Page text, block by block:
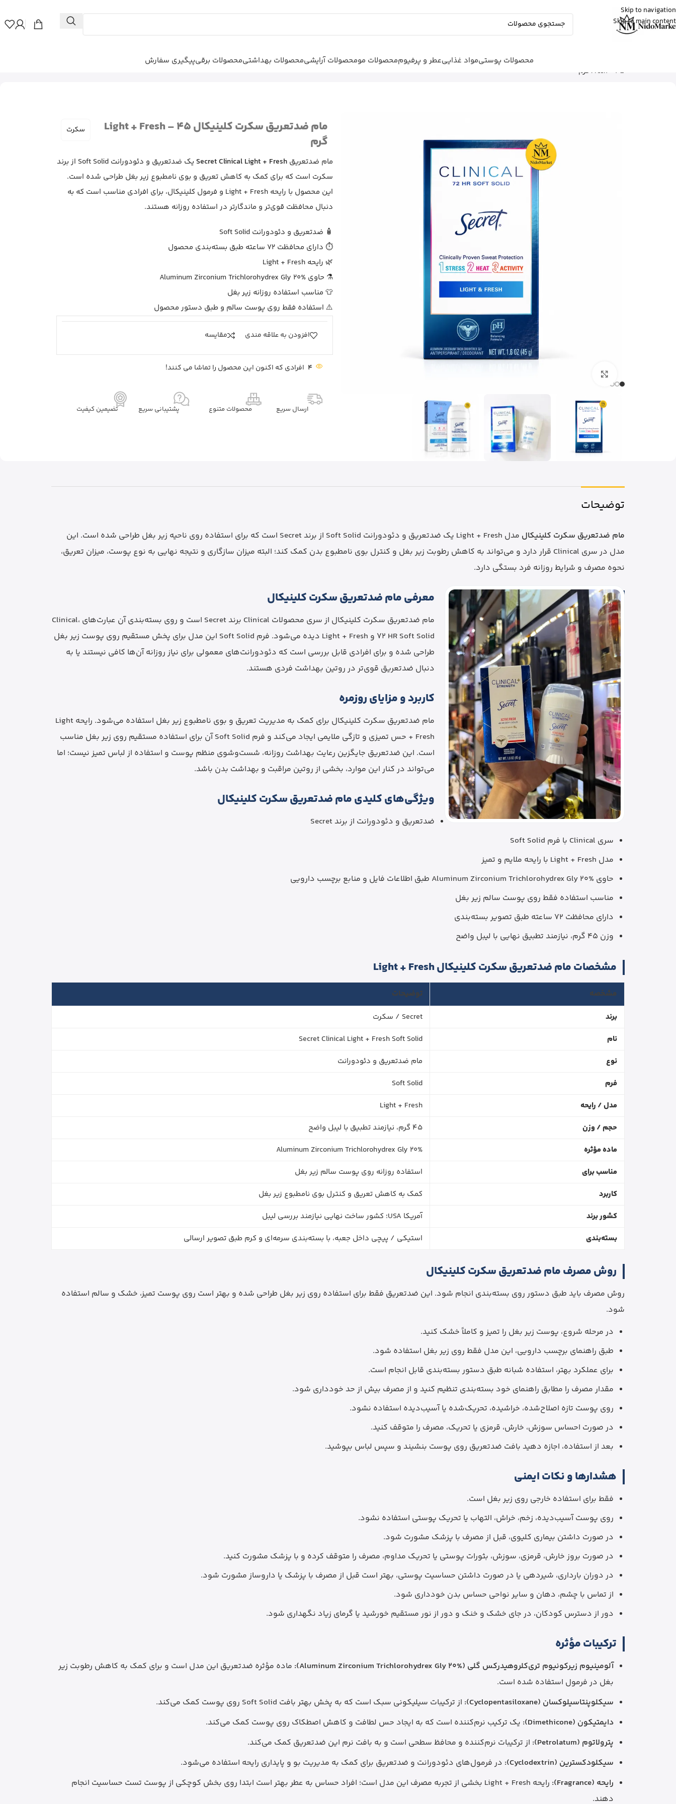
Skip to navigation
Skip to main content
محصولات پوستیمواد غذاییعطر و پرفیوممحصولات مومحصولات آرایشیمحصولات بهداشتیمحصولات برقیپیگیری سفارش محصولات پوستی |مراقبت بدن|
مام ضدتعریق سکرت کلینیکال Light +
Fresh – 45 گرم
مام ضدتعریق سکرت کلینیکال Light + Fresh – 45
گرم
سکرت
مام ضدتعریق Secret Clinical Light + Fresh
یک ضدتعریق و دئودورانت Soft Solid از برند
سکرت است که برای کمک به کاهش تعریق و بوی نامطبوع زیر بغل طراحی شده است.
این محصول با رایحه Light + Fresh و فرمول کلینیکال، برای افرادی مناسب است که به
دنبال محافظت قوی‌تر و ماندگارتر در استفاده روزانه هستند.
🧴 ضدتعریق و دئودورانت Soft Solid
⏱ دارای محافظت 72 ساعته طبق بسته‌بندی محصول
🌿 رایحه Light + Fresh
⚗️ حاوی Aluminum Zirconium Trichlorohydrex Gly 20%
👕 مناسب استفاده روزانه زیر بغل
⚠️ استفاده فقط روی پوست سالم و طبق دستور محصول
افزودن به علاقه مندی مقايسه
4 افرادی که اکنون این محصول را تماشا می کنند!
ارسال سریع محصولات متنوع پشتیبانی سریع تضیمین کیفیت
توضیحات
مام ضدتعریق سکرت کلینیکال
مدل Light + Fresh یک ضدتعریق و دئودورانت Soft Solid از برند Secret است که برای استفاده روی ناحیه زیر بغل طراحی شده است. این
مدل در سری Clinical قرار دارد و می‌تواند به کاهش رطوبت زیر بغل و کنترل بوی نامطبوع بدن کمک کند؛ البته میزان سازگاری و نتیجه نهایی به نوع پوست، میزان تعریق،
نحوه مصرف و شرایط روزانه فرد بستگی دارد.
معرفی مام ضدتعریق سکرت کلینیکال
مام ضدتعریق سکرت کلینیکال از سری محصولات Clinical برند Secret است و روی بسته‌بندی آن عبارت‌های Clinical،
72 HR Soft Solid و Light + Fresh دیده می‌شود. فرم Soft Solid این مدل برای پخش مستقیم روی پوست زیر بغل
طراحی شده و برای افرادی قابل بررسی است که دئودورانت‌های معمولی برای نیاز روزانه آن‌ها کافی نیستند یا به
دنبال ضدتعریق قوی‌تر در روتین بهداشت فردی هستند.
کاربرد و مزایای روزمره
مام ضدتعریق سکرت کلینیکال برای کمک به مدیریت تعریق و بوی نامطبوع زیر بغل استفاده می‌شود. رایحه Light
+ Fresh حس تمیزی و تازگی ملایمی ایجاد می‌کند و فرم Soft Solid آن برای استفاده مستقیم روی زیر بغل مناسب
است. این ضدتعریق جایگزین رعایت بهداشت روزانه، شست‌وشوی منظم پوست و استفاده از لباس تمیز نیست؛ اما
می‌تواند در کنار این موارد، بخشی از روتین مراقبت و بهداشت بدن باشد.
ویژگی‌های کلیدی مام ضدتعریق سکرت کلینیکال
ضدتعریق و دئودورانت از برند Secret
سری Clinical با فرم Soft Solid
مدل Light + Fresh با رایحه ملایم و تمیز
حاوی Aluminum Zirconium Trichlorohydrex Gly 20% طبق اطلاعات فایل و منابع برچسب دارویی
مناسب استفاده فقط روی پوست سالم زیر بغل
دارای محافظت 72 ساعته طبق تصویر بسته‌بندی
وزن 45 گرم، نیازمند تطبیق نهایی با لیبل واضح
مشخصات مام ضدتعریق سکرت کلینیکال Light + Fresh
مشخصه توضیحات
برند
Secret / سکرت
نام
Secret Clinical Light + Fresh Soft Solid
نوع
مام ضدتعریق و دئودورانت
فرم
Soft Solid
مدل / رایحه
Light + Fresh
حجم / وزن
45 گرم، نیازمند تطبیق با لیبل واضح
ماده مؤثره
Aluminum Zirconium Trichlorohydrex Gly 20%
مناسب برای
استفاده روزانه روی پوست سالم زیر بغل
کاربرد
کمک به کاهش تعریق و کنترل بوی نامطبوع زیر بغل
کشور برند
آمریکا USA؛ کشور ساخت نهایی نیازمند بررسی لیبل
بسته‌بندی
استیکی / پیچی داخل جعبه، با بسته‌بندی سرمه‌ای و کرم طبق تصویر ارسالی
روش مصرف مام ضدتعریق سکرت کلینیکال
روش مصرف باید طبق دستور روی بسته‌بندی انجام شود. این ضدتعریق فقط برای استفاده روی زیر بغل طراحی شده و بهتر است روی پوست تمیز، خشک و سالم استفاده
شود.
در مرحله شروع، پوست زیر بغل را تمیز و کاملاً خشک کنید.
طبق راهنمای برچسب دارویی، این مدل فقط روی زیر بغل استفاده شود.
برای عملکرد بهتر، استفاده شبانه طبق دستور بسته‌بندی قابل انجام است.
مقدار مصرف را مطابق راهنمای خود بسته‌بندی تنظیم کنید و از مصرف بیش از حد خودداری شود.
روی پوست تازه اصلاح‌شده، خراشیده، تحریک‌شده یا آسیب‌دیده استفاده نشود.
در صورت احساس سوزش، خارش، قرمزی یا تحریک، مصرف را متوقف کنید.
بعد از استفاده، اجازه دهید بافت ضدتعریق روی پوست بنشیند و سپس لباس بپوشید.
هشدارها و نکات ایمنی
فقط برای استفاده خارجی روی زیر بغل است.
روی پوست آسیب‌دیده، زخم، خراش، التهاب یا تحریک پوستی استفاده نشود.
در صورت داشتن بیماری کلیوی، قبل از مصرف با پزشک مشورت شود.
در صورت بروز خارش، قرمزی، سوزش، بثورات پوستی یا تحریک مداوم، مصرف را متوقف کرده و با پزشک مشورت کنید.
در دوران بارداری، شیردهی یا در صورت داشتن حساسیت پوستی، بهتر است قبل از مصرف با پزشک یا داروساز مشورت شود.
از تماس با چشم، دهان و سایر نواحی حساس بدن خودداری شود.
دور از دسترس کودکان، در جای خشک و خنک و دور از نور مستقیم خورشید یا گرمای زیاد نگهداری شود.
ترکیبات مؤثره
آلومینیوم زیرکونیوم تری‌کلروهیدرکس گلی (Aluminum Zirconium Trichlorohydrex Gly 20%):
ماده مؤثره ضدتعریق این مدل است و برای کمک به کاهش رطوبت زیر
بغل در فرمول استفاده شده است.
سیکلوپنتاسیلوکسان (Cyclopentasiloxane):
از ترکیبات سیلیکونی سبک است که به پخش بهتر بافت Soft Solid روی پوست کمک می‌کند.
دایمتیکون (Dimethicone):
یک ترکیب نرم‌کننده است که به ایجاد حس لطافت و کاهش اصطکاک روی پوست کمک می‌کند.
پترولاتوم (Petrolatum):
از ترکیبات نرم‌کننده و محافظ سطحی است و به بافت نرم این ضدتعریق کمک می‌کند.
سیکلودکسترین (Cyclodextrin):
در فرمول‌های دئودورانت و ضدتعریق برای کمک به مدیریت بو و پایداری رایحه استفاده می‌شود.
رایحه (Fragrance):
رایحه Light + Fresh بخشی از تجربه مصرف این مدل است؛ افراد حساس به عطر بهتر است ابتدا روی بخش کوچکی از پوست تست حساسیت انجام
دهند.
شایلیاز تهران
ژل شستشوی بدن ویکتوریا سکرت رو